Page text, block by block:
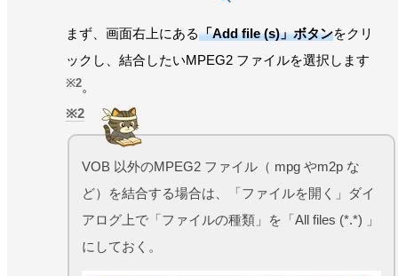
まず、画面右上にある「Add file (s)」ボタンをクリ
ックし、結合したいMPEG2 ファイルを選択します
※2。
2
VOB 以外のMPEG2 ファイル（ mpg やm2p な
ど）を結合する場合は、「ファイルを開く」ダイ
アログ上で「ファイルの種類」を「All files (*.*) 」
にしておく。